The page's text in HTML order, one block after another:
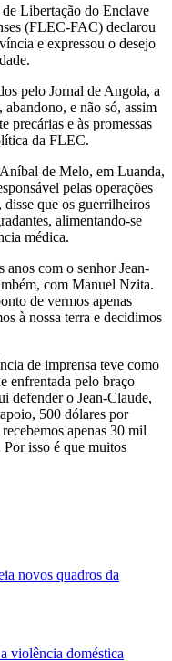
Libertação do Enclave
(FLEC-FAC) declarou
e expressou o desejo
pelo Jornal de Angola, a
e não só, assim
precárias e às promessas
da FLEC.
de Melo, em Luanda,
pelas operações
que os guerrilheiros
alimentando-se
médica.
anos com o senhor Jean-
com Manuel Nzita.
de vermos apenas
à nossa terra e decidimos
de imprensa teve como
enfrentada pelo braço
defender o Jean-Claude,
500 dólares por
apenas 30 mil
isso é que muitos
novos quadros da
violência doméstica